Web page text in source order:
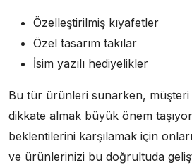
Özelleştirilmiş kıyafetler
Özel tasarım takılar
İsim yazılı hediyelikler
Bu tür ürünleri sunarken, müşteri
dikkate almak büyük önem
beklentilerini karşılamak için
ve ürünlerinizi bu doğrultuda